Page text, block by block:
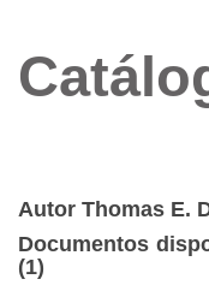
Autor Thomas E.
Documentos
(1)